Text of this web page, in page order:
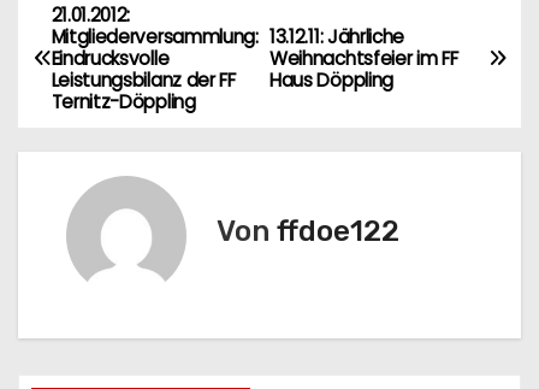
B
e
g
13.12.11: Jährliche
Weihnachtsfeier im FF
Haus Döppling
21.01.2012:
Mitgliederversammlung:
Eindrucksvolle
Leistungsbilanz der FF
Ternitz-Döppling
Von ffdoe122